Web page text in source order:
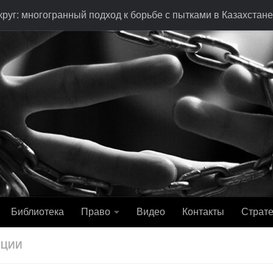
многогранный подход к борьбе с пытками в Казахстане
Библиотека Право Видео Контакты